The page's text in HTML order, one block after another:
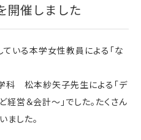
開催しました
いる本学女性教員による「な
科 松本紗矢子先生による「デ
営＆会計～」でした。たくさん
ました。